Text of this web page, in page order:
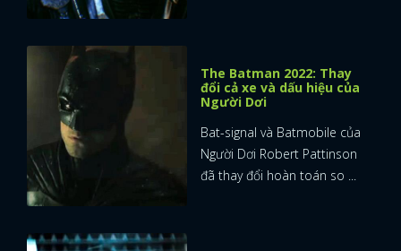
The Batman 2022: Thay
đổi cả xe và dấu hiệu của
Người Dơi
Bat-signal và Batmobile của
Người Dơi Robert Pattinson
đã thay đổi hoàn toán so ...